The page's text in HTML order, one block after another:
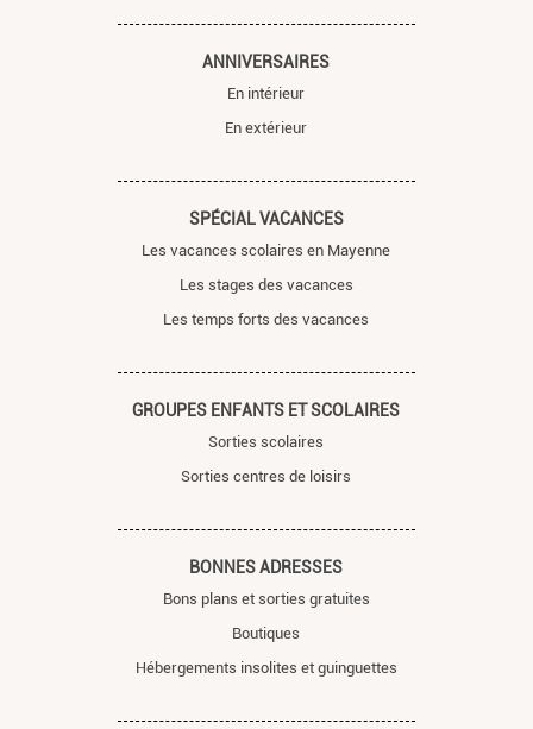
ANNIVERSAIRES
En intérieur
En extérieur
SPÉCIAL VACANCES
Les vacances scolaires en Mayenne
Les stages des vacances
Les temps forts des vacances
GROUPES ENFANTS ET SCOLAIRES
Sorties scolaires
Sorties centres de loisirs
BONNES ADRESSES
Bons plans et sorties gratuites
Boutiques
Hébergements insolites et guinguettes